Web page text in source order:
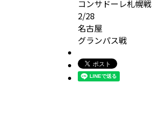
コンサドーレ札幌戦
2/28
名古屋
グランパス戦